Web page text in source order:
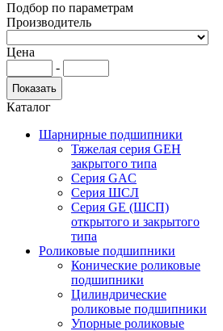
Подбор по параметрам
Производитель
Цена
-
Каталог
Шарнирные подшипники
Тяжелая серия GEH
закрытого типа
Серия GAC
Cерия ШСЛ
Серия GE (ШСП)
открытого и закрытого
типа
Роликовые подшипники
Конические роликовые
подшипники
Цилиндрические
роликовые подшипники
Упорные роликовые